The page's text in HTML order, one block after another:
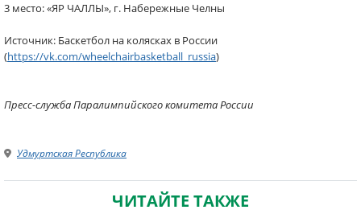
3 место: «ЯР ЧАЛЛЫ», г. Набережные Челны
Источник: Баскетбол на колясках в России
(https://vk.com/wheelchairbasketball_russia)
Пресс-служба Паралимпийского комитета России
Удмуртская Республика
ЧИТАЙТЕ ТАКЖЕ